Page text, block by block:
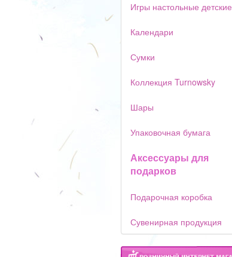
Игры настольные детские
Календари
Сумки
Коллекция Turnowsky
Шары
Упаковочная бумага
Аксессуары для
подарков
Подарочная коробка
Сувенирная продукция